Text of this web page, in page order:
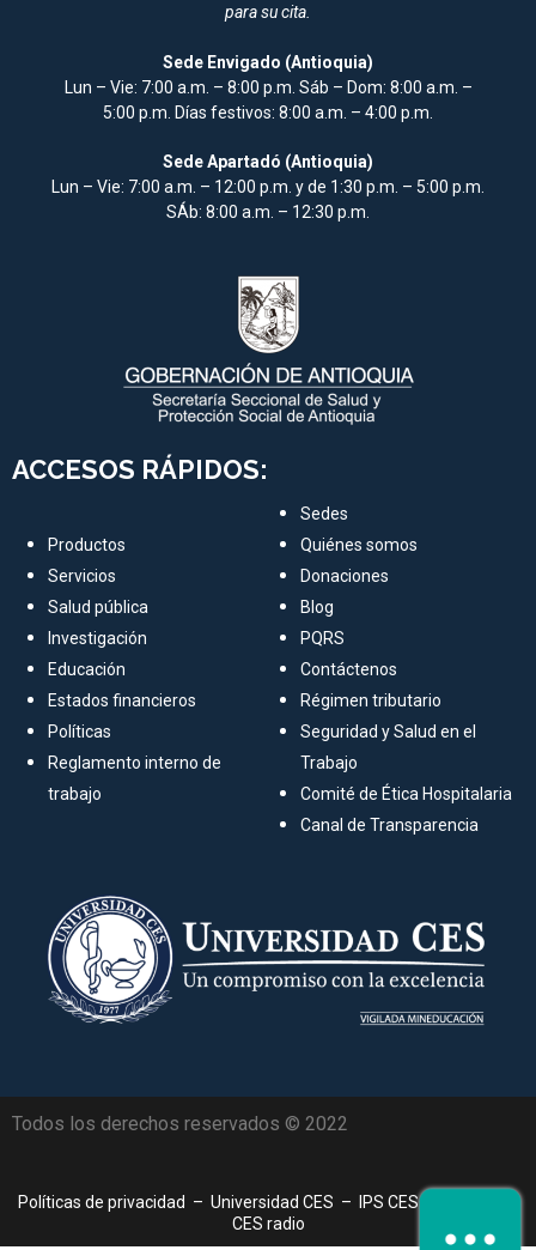
para su cita.
Sede Envigado (Antioquia)
Lun – Vie: 7:00 a.m. – 8:00 p.m. Sáb – Dom: 8:00 a.m. –
5:00 p.m. Días festivos: 8:00 a.m. – 4:00 p.m.
Sede Apartadó (Antioquia)
Lun – Vie: 7:00 a.m. – 12:00 p.m. y de 1:30 p.m. – 5:00 p.m.
SÁb: 8:00 a.m. – 12:30 p.m.
ACCESOS RÁPIDOS:
Productos
Servicios
Salud pública
Investigación
Educación
Estados financieros
Políticas
Reglamento interno de
trabajo
Sedes
Quiénes somos
Donaciones
Blog
PQRS
Contáctenos
Régimen tributario
Seguridad y Salud en el
Trabajo
Comité de Ética Hospitalaria
Canal de Transparencia
Todos los derechos reservados © 2022
Políticas de privacidad – Universidad CES – IPS CES Sabaneta
CES radio